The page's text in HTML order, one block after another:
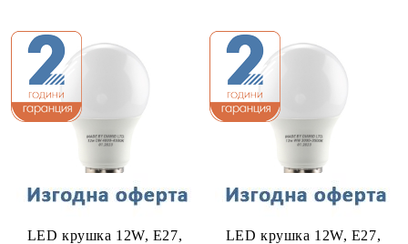
LED крушка 12W, E27,
LED крушка 12W, E27,